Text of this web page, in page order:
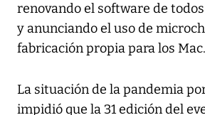
renovando el software de
y anunciando el uso de
fabricación propia para los Mac.
La situación de la pandemia
impidió que la 31 edición del